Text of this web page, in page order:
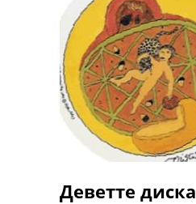
Деветте диска